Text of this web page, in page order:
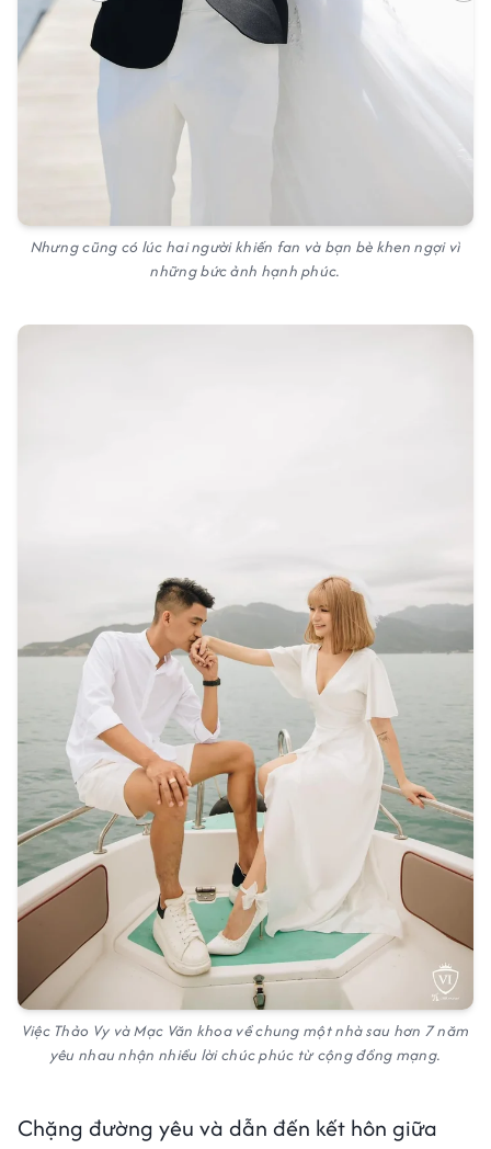
Nhưng cũng có lúc hai người khiến fan và bạn bè khen ngợi vì
những bức ảnh hạnh phúc.
Việc Thảo Vy và Mạc Văn khoa về chung một nhà sau hơn 7 năm
yêu nhau nhận nhiều lời chúc phúc từ cộng đồng mạng.
Chặng đường yêu và dẫn đến kết hôn giữa